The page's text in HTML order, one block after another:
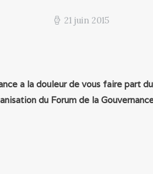
21 juin 2015
a la douleur de vous faire part du
du Forum de la